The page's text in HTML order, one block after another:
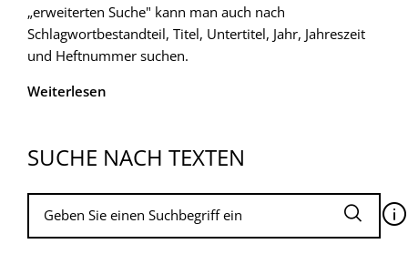
„erweiterten Suche" kann man auch nach
Schlagwortbestandteil, Titel, Untertitel, Jahr, Jahreszeit
und Heftnummer suchen.
Weiterlesen
SUCHE NACH TEXTEN
🛈